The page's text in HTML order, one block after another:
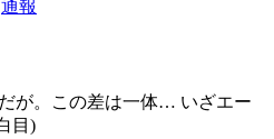
通報
が。この差は一体… いざエー
目)